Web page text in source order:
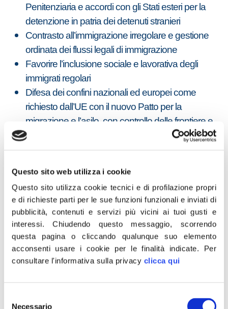
Questo sito web utilizza i cookie
Questo sito utilizza cookie tecnici e di profilazione propri
e di richieste parti per le sue funzioni funzionali e inviati di
pubblicità, contenuti e servizi più vicini ai tuoi gusti e
interessi.Chiudendo questo messaggio, scorrendo
questa pagina o cliccando qualunque suo elemento
acconsenti usare i cookie per le finalità indicate. Per
consultare l'informativa sulla privacy clicca qui
Necessario
Penitenziaria e accordi con gli Stati esteri per la
detenzione in patria dei detenuti stranieri
Contrasto all’immigrazione irregolare e gestione
ordinata dei flussi legali di immigrazione
Favorire l’inclusione sociale e lavorativa degli
immigrati regolari
Difesa dei confini nazionali ed europei come
richiesto dall’UE con il nuovo Patto per la
migrazione e l’asilo, con controllo delle frontiere e
blocco degli sbarchi per fermare, in accordo con le
gestiti dall’Unione Europea, per valutare le richieste
d’asilo
Garantire ai Comuni le risorse necessarie per far
fronte alle spese per la gestione e la presa in carico
dei minori non accompagnati
7. Tutela della salute
territoriale, rafforzamento della medicina predittiva e